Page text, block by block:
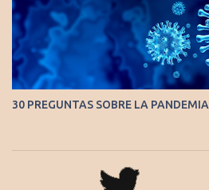
30 PREGUNTAS SOBRE LA PANDEMIA